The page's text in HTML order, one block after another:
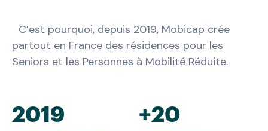
C’est pourquoi, depuis 2019, Mobicap crée
partout en France des résidences pour les
Seniors et les Personnes à Mobilité Réduite.
2019 +20